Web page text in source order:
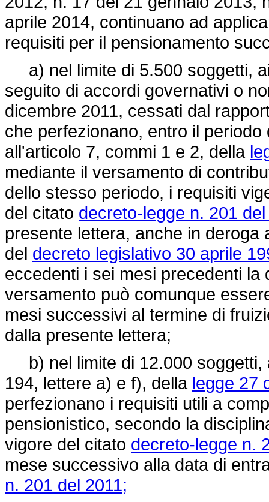
aprile 2014, continuano ad
requisiti per il pensionamento
a) nel limite di 5.500 soggetti,
seguito di accordi governativi o
dicembre 2011, cessati dal
che perfezionano, entro il
all'articolo 7, commi 1 e 2, della
mediante il versamento di
dello stesso periodo, i requisiti
del citato decreto-legge n. 201
presente lettera, anche in deroga
del decreto legislativo 30 aprile
eccedenti i sei mesi precedenti
versamento può comunque
mesi successivi al termine di
dalla presente lettera;
b) nel limite di 12.000 soggetti,
194, lettere a) e f), della legge 27
perfezionano i requisiti utili a
pensionistico, secondo la
vigore del citato decreto-legge n.
mese successivo alla data di
n. 201 del 2011;